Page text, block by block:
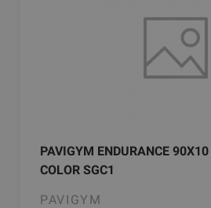
PAVIGYM ENDURANCE
COLOR SGC1
PAVIGYM